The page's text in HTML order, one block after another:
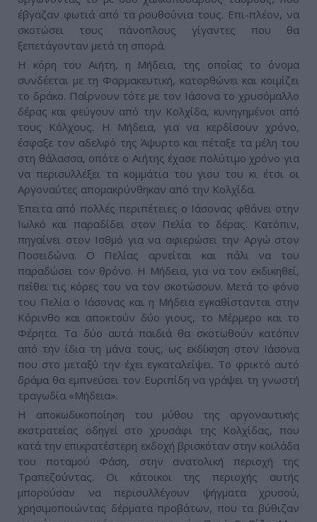
έβγαζαν φωτιά από τα ρουθούνια τους. Επι-πλέον, να
σκοτώσει τους πάνοπλους γίγαντες που θα
ξεπετάγονταν μετά τη σπορά.
Η κόρη του Αιήτη, η Μήδεια, της οποίας το όνομα
συνδέεται με τη Φαρμακευτική, κατορθώνει και κοιμίζει
το δράκο. Παίρνουν τότε με τον Ιάσονα το χρυσόμαλλο
δέρας και φεύγουν από την Κολχίδα, κυνηγημένοι από
τους Κόλχους. Η Μήδεια, για να κερδίσουν χρόνο,
έσφαξε τον αδελφό της Άψυρτο και πέταξε τα μέλη του
στη θάλασσα, οπότε ο Αιήτης έχασε πολύτιμο χρόνο για
να περισυλλέξει τα κομμάτια του γιου του κι έτσι οι
Αργοναύτες απομακρύνθηκαν από την Κολχίδα.
Έπειτα από πολλές περιπέτειες ο Ιάσονας φθάνει στην
Ιωλκό και παραδίδει στον Πελία το δέρας. Κατόπιν,
πηγαίνει στον Ισθμό για να αφιερώσει την Αργώ στον
Ποσειδώνα. Ο Πελίας αρνείται και πάλι να του
παραδώσει τον θρόνο. Η Μήδεια, για να τον εκδικηθεί,
πείθει τις κόρες του να τον σκοτώσουν. Μετά το φόνο
του Πελία ο Ιάσονας και η Μήδεια εγκαθίστανται στην
Κόρινθο και αποκτούν δύο γιους, το Μέρμερο και το
Φέρητα. Τα δύο αυτά παιδιά θα σκοτωθούν κατόπιν
από την ίδια τη μάνα τους, ως εκδίκηση στον Ιάσονα
που στο μεταξύ την έχει εγκαταλείψει. Το φρικτό αυτό
δράμα θα εμπνεύσει τον Ευριπίδη να γράψει τη γνωστή
τραγωδία «Μήδεια».
Η αποκωδικοποίηση του μύθου της αργοναυτικής
εκστρατείας οδηγεί στο χρυσάφι της Κολχίδας, που
κατά την επικρατέστερη εκδοχή βρισκόταν στην κοιλάδα
του ποταμού Φάση, στην ανατολική περιοχή της
Τραπεζούντας. Οι κάτοικοι της περιοχής αυτής
μπορούσαν να περισυλλέγουν ψήγματα χρυσού,
χρησιμοποιώντας δέρματα προβάτων, που τα βύθιζαν